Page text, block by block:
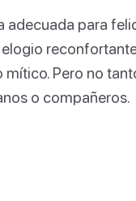
adecuada para
elogio
mítico. Pero no
o compañeros.